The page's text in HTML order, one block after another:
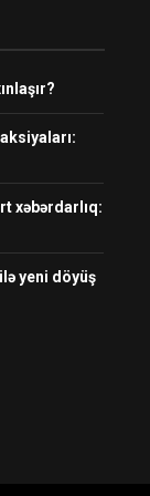
xəbərdarlıq:
yeni döyüş